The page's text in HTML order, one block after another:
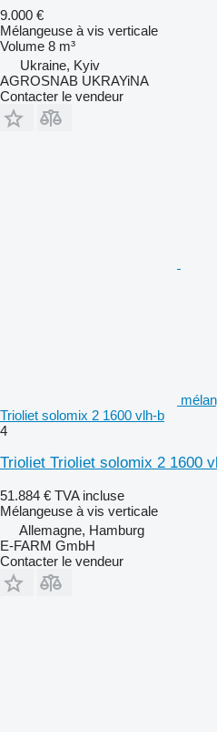
9.000 €
Mélangeuse à vis verticale
Volume 8 m³
Ukraine, Kyiv
AGROSNAB UKRAYiNA
Contacter le vendeur
Trioliet solomix 2 1600 vlh-b
4
Trioliet Trioliet solomix 2 1600
51.884 € TVA incluse
Mélangeuse à vis verticale
Allemagne, Hamburg
E-FARM GmbH
Contacter le vendeur